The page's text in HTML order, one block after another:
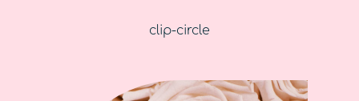
clip-circle